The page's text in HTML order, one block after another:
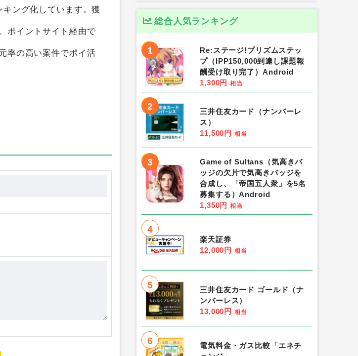
最大0円のポイントを獲
ビットゲート）スマホ
ング化しています。獲
ポイントサイト経由で
総合人気ランキング
1
Re:ステージ!プリズムステッ
プ（IPP150,000到達し課題報
酬受け取り完了）Android
1,300円 相当
2
三井住友カード（ナンバーレ
ス）
11,500円 相当
3
Game of Sultans（気高きバ
ッジの欠片で気高きバッジを
合成し、「帝国五人衆」を5名
募集する）Android
1,350円 相当
4
楽天証券
12,000円 相当
5
三井住友カード ゴールド（ナ
ンバーレス）
13,000円 相当
6
電気料金・ガス比較「エネチ